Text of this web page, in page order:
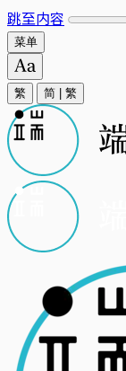
跳至内容
菜单
繁 简 繁